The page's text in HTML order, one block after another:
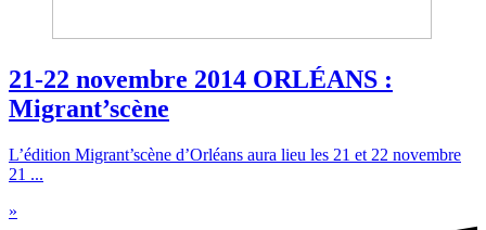
21-22 novembre 2014 ORLÉANS :
Migrant’scène
L’édition Migrant’scène d’Orléans aura lieu les 21 et 22 novembre
21 ...
»